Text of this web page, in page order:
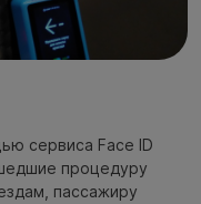
сервиса Face ID
процедуру
пассажиру